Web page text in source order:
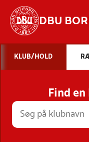
DBU
STILLINGER,
KLUB/HOLD
Find